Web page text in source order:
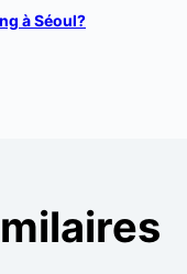
à Séoul?